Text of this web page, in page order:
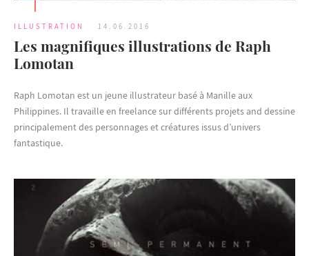
ILLUSTRATION 14.06.2016
Les magnifiques illustrations de Raph
Lomotan
Raph Lomotan est un jeune illustrateur basé à Manille aux
Philippines. Il travaille en freelance sur différents projets and dessine
principalement des personnages et créatures issus d’univers
fantastique.